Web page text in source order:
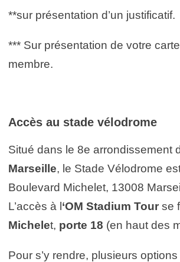
**sur présentation d’un justificatif.
*** Sur présentation de votre
membre.
Accès au stade vélodrome
Situé dans le 8e arrondissement
Marseille, le Stade Vélodrome
Boulevard Michelet, 13008
L’accès à l ‘OM Stadium Tour se
Michelet, porte 18 (en haut des
Pour s’y rendre, plusieurs